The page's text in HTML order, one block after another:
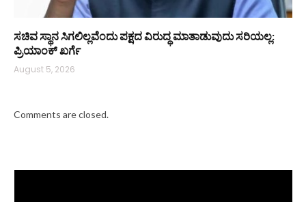
ಸಚಿವ ಸ್ಥಾನ ಸಿಗಲಿಲ್ಲವೆಂದು ಪಕ್ಷದ ವಿರುದ್ಧ ಮಾತಾಡುವುದು ಸರಿಯಲ್ಲ:
ಪ್ರಿಯಾಂಕ್ ಖರ್ಗೆ
August 5, 2026
Comments are closed.